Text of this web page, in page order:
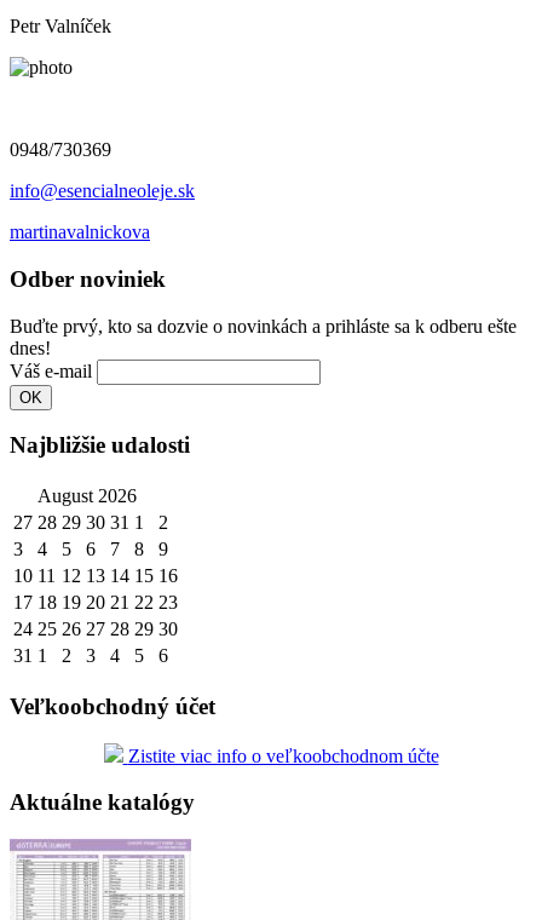
Petr Valníček
0948/730369
info@esencialneoleje.sk
martinavalnickova
Odber noviniek
Buďte prvý, kto sa dozvie o novinkách a prihláste sa k odberu ešte
dnes!
Váš e-mail
Najbližšie udalosti
August 2026
27 28 29 30 31 1
2
3
4 5 6 7 8
9
10 11 12 13 14 15 16
17 18 19 20 21 22 23
24 25 26 27 28 29 30
31 1 2 3 4 5 6
Veľkoobchodný účet
Zistite viac info o veľkoobchodnom účte
Aktuálne katalógy